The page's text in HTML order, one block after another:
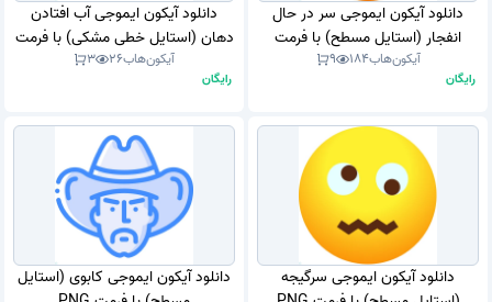
دانلود آیکون ایموجی سر در حال
انفجار (استایل مسطح) با فرمت
PNGآیکون‌هاب184
9
رایگان
دانلود آیکون ایموجی آب افتادن
دهان (استایل خطی مشکی) با فرمت
PNGآیکون‌هاب26
3
رایگان
دانلود آیکون ایموجی سرگیجه
دانلود آیکون ایموجی کابوی (استایل